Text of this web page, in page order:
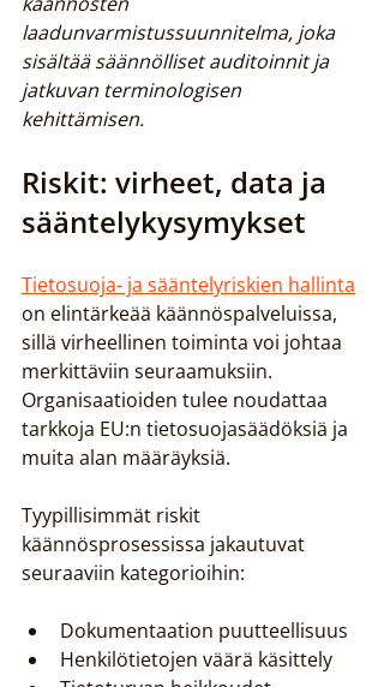
laadunvarmistussuunnitelma, joka
sisältää säännölliset auditoinnit ja
jatkuvan terminologisen
kehittämisen.
Riskit: virheet, data ja
sääntelykysymykset
Tietosuoja- ja sääntelyriskien hallinta
on elintärkeää käännöspalveluissa,
sillä virheellinen toiminta voi johtaa
merkittäviin seuraamuksiin.
Organisaatioiden tulee noudattaa
tarkkoja EU:n tietosuojasäädöksiä ja
muita alan määräyksiä.
Tyypillisimmät riskit
käännösprosessissa jakautuvat
seuraaviin kategorioihin:
Dokumentaation puutteellisuus
Henkilötietojen väärä käsittely